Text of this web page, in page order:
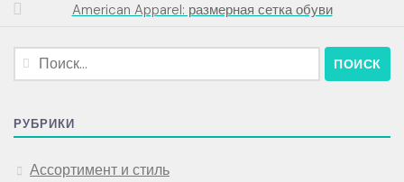
American Apparel: размерная сетка обуви
Найти:
РУБРИКИ
Ассортимент и стиль